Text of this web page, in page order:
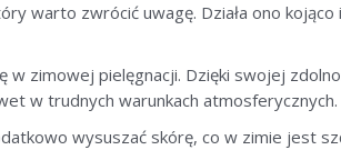
warto zwrócić uwagę. Działa ono kojąco i
w zimowej pielęgnacji. Dzięki swojej
w trudnych warunkach atmosferycznych.
wysuszać skórę, co w zimie jest